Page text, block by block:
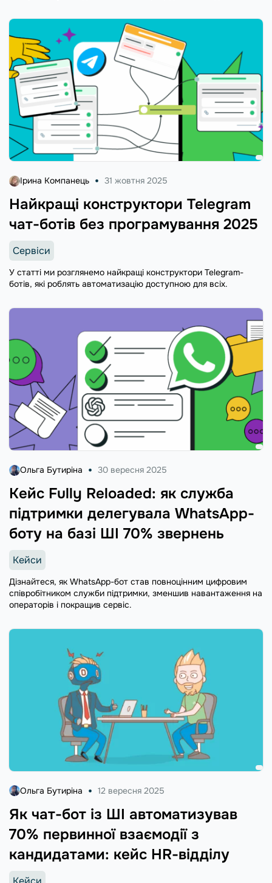
Найкращі конструктори Telegram
чат-ботів без програмування 2025
Ірина Компанець 31 жовтня 2025
Сервіси
У статті ми розглянемо найкращі конструктори Telegram-
ботів, які роблять автоматизацію доступною для всіх.
Кейс Fully Reloaded: як служба
підтримки делегувала WhatsApp-
боту на базі ШІ 70% звернень
Ольга Бутиріна 30 вересня 2025
Кейси
Дізнайтеся, як WhatsApp-бот став повноцінним цифровим
співробітником служби підтримки, зменшив навантаження на
операторів і покращив сервіс.
Як чат-бот із ШІ автоматизував
70% первинної взаємодії з
кандидатами: кейс HR-відділу
Ольга Бутиріна 12 вересня 2025